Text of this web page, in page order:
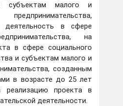
субъектам малого и
деятельность в сфере
на
в сфере социального
и субъектам малого и
созданным
в возрасте до 25 лет
реализацию проекта в
деятельности.